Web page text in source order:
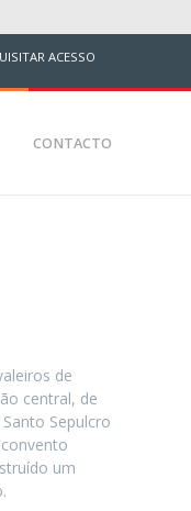
ACESSO
CONTACTO
de
central, de
Sepulcro
um